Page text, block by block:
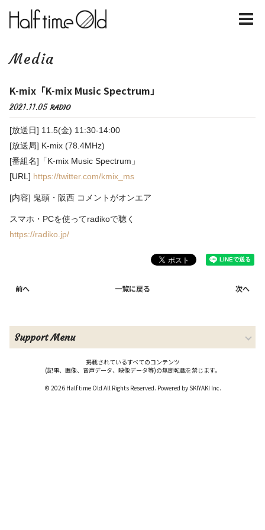
Media
K-mix「K-mix Music Spectrum」
2021.11.05 RADIO
[放送日] 11.5(金) 11:30-14:00
[放送局] K-mix (78.4MHz)
[番組名]「K-mix Music Spectrum」
[URL] https://twitter.com/kmix_ms
[内容] 鬼頭・阪西 コメントがオンエア
スマホ・PCを使ってradikoで聴く
https://radiko.jp/
前へ 一覧に戻る 次へ
Support Menu
掲載されているすべてのコンテンツ
(記事、画像、音声データ、映像データ等)の無断転載を禁じます。
© 2026 Half time Old All Rights Reserved. Powered by SKIYAKI Inc.